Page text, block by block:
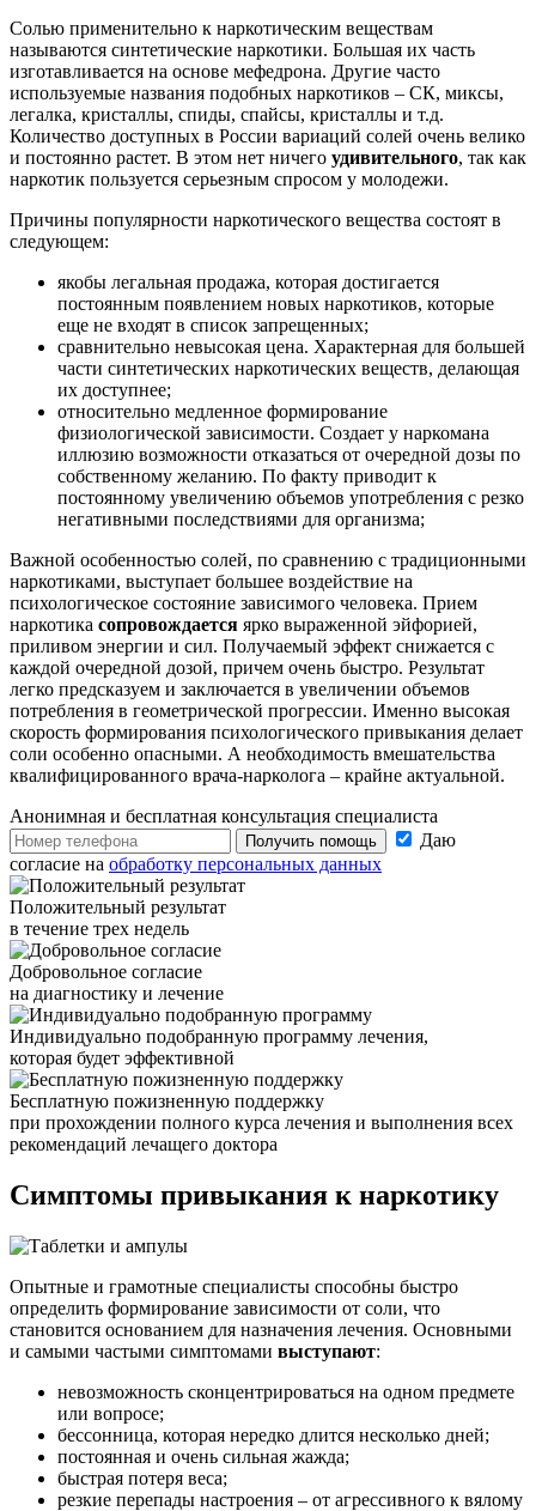
Солью применительно к наркотическим веществам
называются синтетические наркотики. Большая их часть
изготавливается на основе мефедрона. Другие часто
используемые названия подобных наркотиков – СК, миксы,
легалка, кристаллы, спиды, спайсы, кристаллы и т.д.
Количество доступных в России вариаций солей очень велико
и постоянно растет. В этом нет ничего удивительного, так как
наркотик пользуется серьезным спросом у молодежи.
Причины популярности наркотического вещества состоят в
следующем:
якобы легальная продажа, которая достигается
постоянным появлением новых наркотиков, которые
еще не входят в список запрещенных;
сравнительно невысокая цена. Характерная для большей
части синтетических наркотических веществ, делающая
их доступнее;
относительно медленное формирование
физиологической зависимости. Создает у наркомана
иллюзию возможности отказаться от очередной дозы по
собственному желанию. По факту приводит к
постоянному увеличению объемов употребления с резко
негативными последствиями для организма;
Важной особенностью солей, по сравнению с традиционными
наркотиками, выступает большее воздействие на
психологическое состояние зависимого человека. Прием
наркотика сопровождается ярко выраженной эйфорией,
приливом энергии и сил. Получаемый эффект снижается с
каждой очередной дозой, причем очень быстро. Результат
легко предсказуем и заключается в увеличении объемов
потребления в геометрической прогрессии. Именно высокая
скорость формирования психологического привыкания делает
соли особенно опасными. А необходимость вмешательства
квалифицированного врача-нарколога – крайне актуальной.
Анонимная и бесплатная консультация специалиста
Получить помощь
Даю
согласие на обработку персональных данных
Положительный результат
в течение трех недель
Добровольное согласие
на диагностику и лечение
Индивидуально подобранную программу лечения,
которая будет эффективной
Бесплатную пожизненную поддержку
при прохождении полного курса лечения и выполнения всех
рекомендаций лечащего доктора
Симптомы привыкания к наркотику
Опытные и грамотные специалисты способны быстро
определить формирование зависимости от соли, что
становится основанием для назначения лечения. Основными
и самыми частыми симптомами выступают:
невозможность сконцентрироваться на одном предмете
или вопросе;
бессонница, которая нередко длится несколько дней;
постоянная и очень сильная жажда;
быстрая потеря веса;
резкие перепады настроения – от агрессивного к вялому